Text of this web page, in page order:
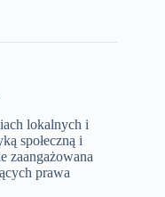
lokalnych i
społeczną i
zaangażowana
prawa